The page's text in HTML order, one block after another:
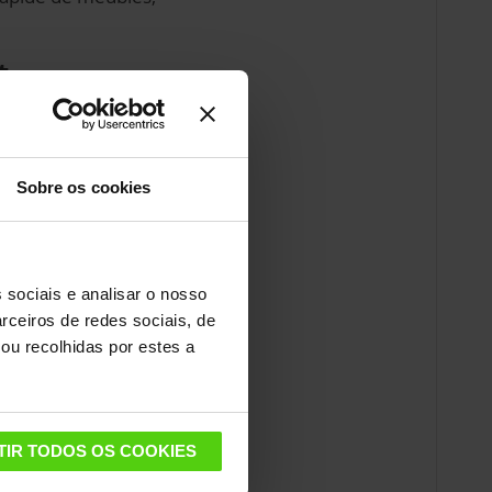
Sobre os cookies
sociais e analisar o nosso
de redes sociais, de
recolhidas por estes a
TODOS OS COOKIES
vapeur sans
d'assainir
:les détergents
aider au